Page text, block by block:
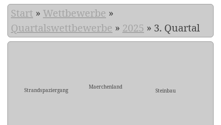
Start » Wettbewerbe »
Quartalswettbewerbe » 2025 » 3. Quartal
Strandspaziergang Maerchenland
Steinbau